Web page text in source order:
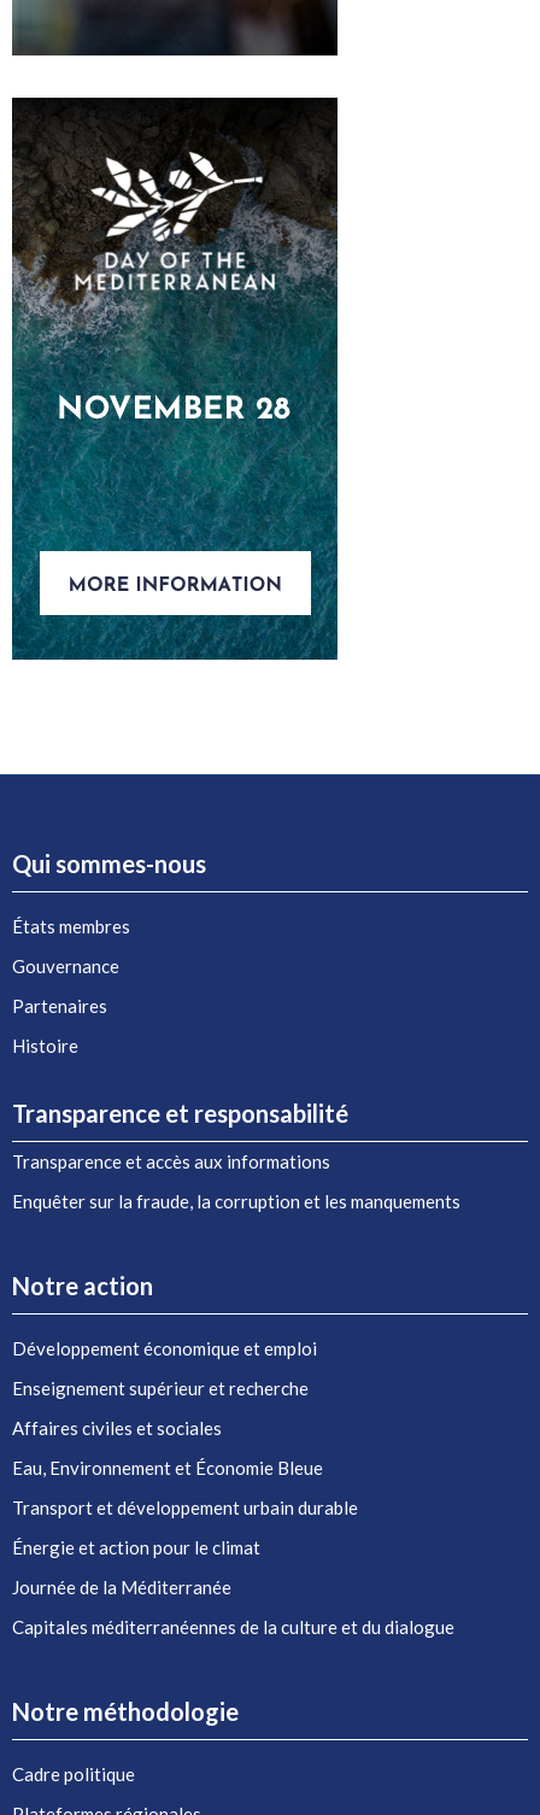
Qui sommes-nous
États membres
Gouvernance
Partenaires
Histoire
Transparence et responsabilité
Transparence et accès aux informations
Enquêter sur la fraude, la corruption et les manquements
Notre action
Développement économique et emploi
Enseignement supérieur et recherche
Affaires civiles et sociales
Eau, Environnement et Économie Bleue
Transport et développement urbain durable
Énergie et action pour le climat
Journée de la Méditerranée
Capitales méditerranéennes de la culture et du dialogue
Notre méthodologie
Cadre politique